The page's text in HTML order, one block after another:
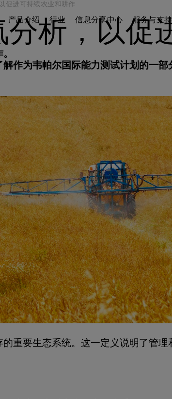
产品介绍 行业
BOD培养
搅拌和加热
涡旋与混合
分散
干浴器
浊度
重金属的微量测定
信息分享中心 服务与支持
products
品
帐户
联系我们
WeChat
全球网络
成为合作伙伴
B2B
促进可持续农业和耕作
析，以促
作为韦帕尔国际能力测试计划的一部
重要生态系统。这一定义说明了管